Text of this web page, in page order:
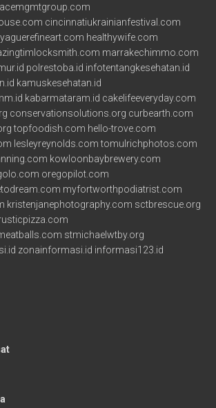
acemgmtgroup.com
cincinnatiukrainianfestival.com
healthywife.com
marrakechimmo.com
polrestoba.id infotentangkesehatan.id
kamuskesehatan.id
kabarmataram.id cakelifeeveryday.com
conservationsolutions.org curbearth.com
topfoodish.com hello-trove.com
lesleyreynolds.com tomulrichphotos.com
kowloonbaybrewery.com
oregopilot.com
myfortworthpodiatrist.com
kristenjanephotography.com sctbrescue.org
stmichaelwtby.org
zonainformasi.id informasi123.id